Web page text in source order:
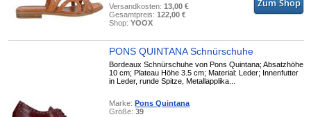
Versandkosten:13,00 €
Gesamtpreis:122,00 €
Shop:YOOX
PONS QUINTANA Schnürschuhe
Bordeaux Schnürschuhe von Pons Quintana; Absatzhöhe
10 cm; Plateau Höhe 3.5 cm; Material: Leder; Innenfutter
in Leder, runde Spitze, Metallapplika...
Marke:Pons Quintana
Größe:39